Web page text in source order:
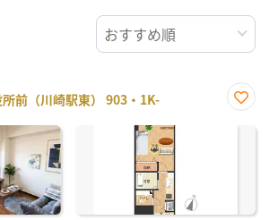
前（川崎駅東） 903・1K-
に入